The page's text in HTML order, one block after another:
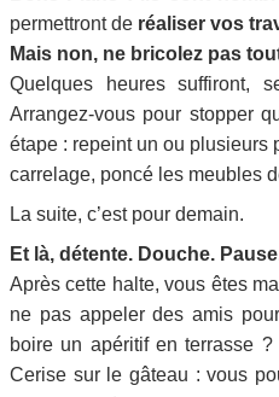
permettront de réaliser vos
Mais non, ne bricolez pas
Quelques heures suffiront,
Arrangez-vous pour stopper
étape : repeint un ou plusieurs
carrelage, poncé les meubles
La suite, c’est pour demain.
Et là, détente. Douche.
Après cette halte, vous êtes
ne pas appeler des amis
boire un apéritif en terrasse
Cerise sur le gâteau : vous